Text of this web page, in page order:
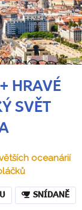
HRAVÉ
SVĚT
oceanárií
SNÍDANĚ